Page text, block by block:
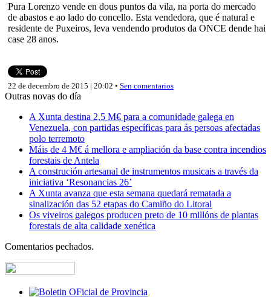
Pura Lorenzo vende en dous puntos da vila, na porta do mercado
de abastos e ao lado do concello. Esta vendedora, que é natural e
residente de Puxeiros, leva vendendo produtos da ONCE dende hai
case 28 anos.
22 de decembro de 2015 | 20:02 • Sen comentarios
Outras novas do día
A Xunta destina 2,5 M€ para a comunidade galega en
Venezuela, con partidas específicas para ás persoas afectadas
polo terremoto
Máis de 4 M€ á mellora e ampliación da base contra incendios
forestais de Antela
A construción artesanal de instrumentos musicais a través da
iniciativa ‘Resonancias 26’
A Xunta avanza que esta semana quedará rematada a
sinalización das 52 etapas do Camiño do Litoral
Os viveiros galegos producen preto de 10 millóns de plantas
forestais de alta calidade xenética
Comentarios pechados.